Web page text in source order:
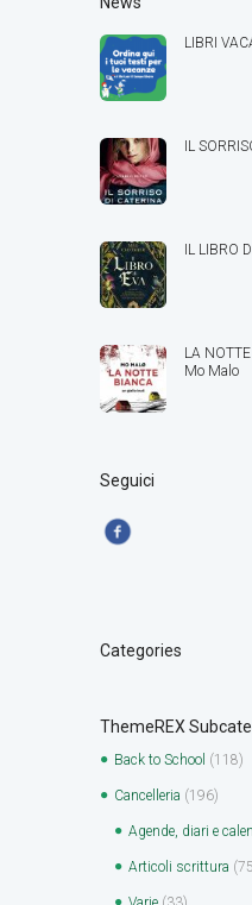
LIBRI
IL
IL LIBRO
LA
Mo Malo
Seguici
Categories
ThemeREX
Back to School (118)
Cancelleria (196)
Agende, diari e
Articoli scrittura